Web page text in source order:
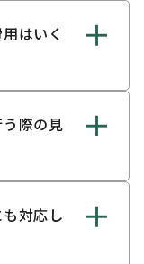
はいく
際の見
対応し